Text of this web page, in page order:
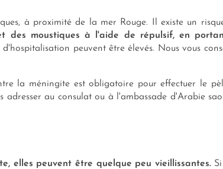
à proximité de la mer Rouge. Il existe un
des moustiques à l'aide de répulsif, en
peuvent être élevés. Nous vous
la méningite est obligatoire pour effectuer le
au consulat ou à l'ambassade d'Arabie
elles peuvent être quelque peu vieillissantes.